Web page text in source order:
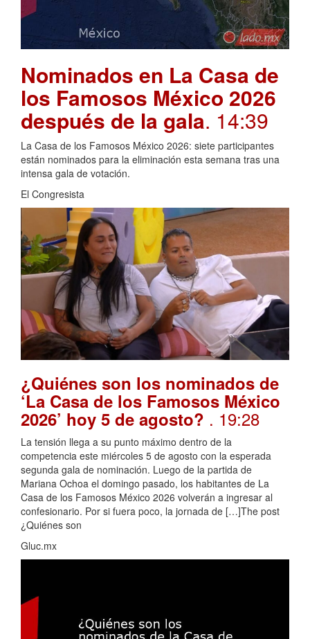
Nominados en La Casa de
los Famosos México 2026
después de la gala. 14:39
La Casa de los Famosos México 2026: siete participantes
están nominados para la eliminación esta semana tras una
intensa gala de votación.
El Congresista
¿Quiénes son los nominados de
‘La Casa de los Famosos México
2026’ hoy 5 de agosto? . 19:28
La tensión llega a su punto máximo dentro de la
competencia este miércoles 5 de agosto con la esperada
segunda gala de nominación. Luego de la partida de
Mariana Ochoa el domingo pasado, los habitantes de La
Casa de los Famosos México 2026 volverán a ingresar al
confesionario. Por si fuera poco, la jornada de […]The post
¿Quiénes son
Gluc.mx